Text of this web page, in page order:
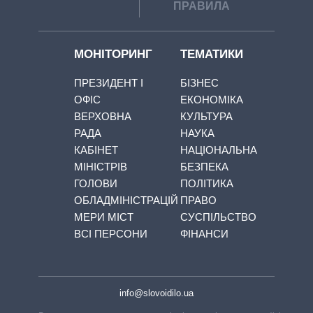
ПРАВИЛА
МОНІТОРИНГ
ПРЕЗИДЕНТ І
ОФІС
ВЕРХОВНА
РАДА
КАБІНЕТ
МІНІСТРІВ
ГОЛОВИ
ОБЛАДМІНІСТРАЦІЙ
МЕРИ МІСТ
ВСІ ПЕРСОНИ
ТЕМАТИКИ
БІЗНЕС
ЕКОНОМІКА
КУЛЬТУРА
НАУКА
НАЦІОНАЛЬНА
БЕЗПЕКА
ПОЛІТИКА
ПРАВО
СУСПІЛЬСТВО
ФІНАНСИ
info@slovoidilo.ua